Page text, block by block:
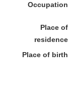
Occupation
Place of
residence
Place of birth